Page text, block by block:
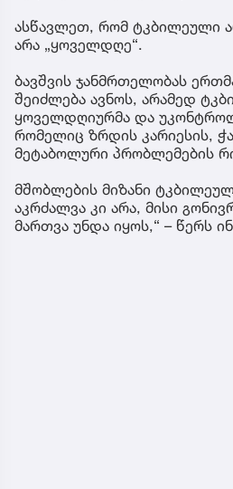
ასწავლეთ, რომ ტკბილეული
არა „ყოველდღე“.
ბავშვის ჯანმრთელობას
შეიძლება ავნოს, არამედ
ყოველდღიურმა და
რომელიც ზრდის კარიესის,
მეტაბოლური პრობლემების
მშობლების მიზანი
აკრძალვა კი არა, მისი
მართვა უნდა იყოს,“ – წერს